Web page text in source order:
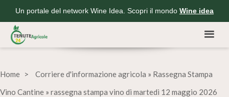
Un portale del network Wine Idea. Scopri il mondo Wine idea
Home Corriere d'informazione agricola » Rassegna Stampa
Vino Cantine » rassegna stampa vino di martedì 12 maggio 2026